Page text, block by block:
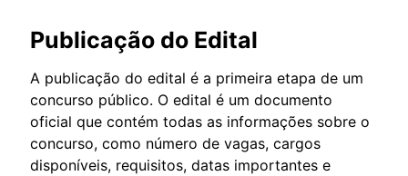
Publicação do Edital
A publicação do edital é a primeira etapa de um
concurso público. O edital é um documento
oficial que contém todas as informações sobre o
concurso, como número de vagas, cargos
disponíveis, requisitos, datas importantes e